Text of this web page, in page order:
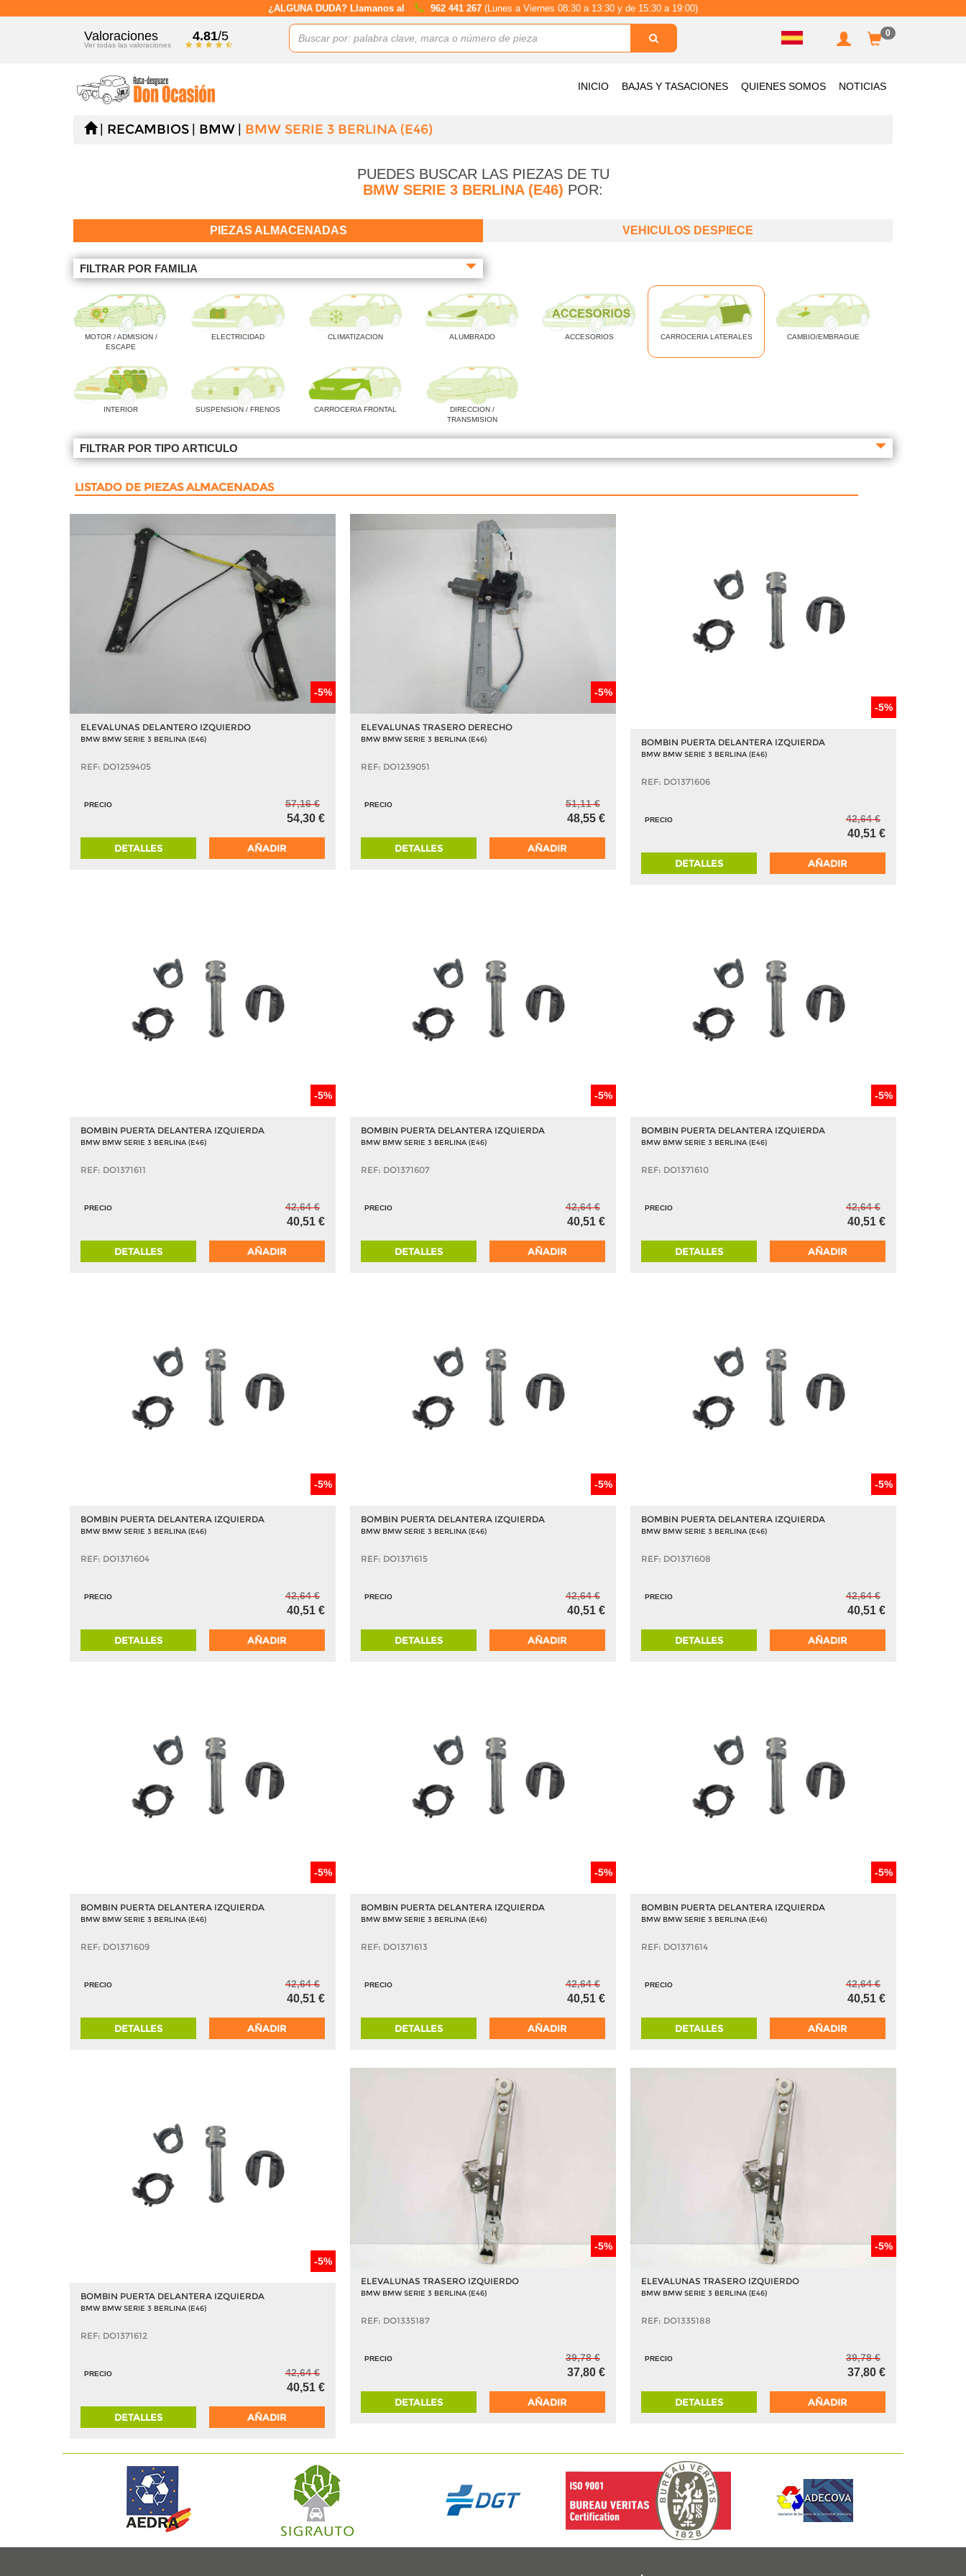
¿ALGUNA DUDA? Llamanos al 962 441 267 (Lunes a Viernes 08:30 a 13:30 y de 15:30 a 19:00)
Valoraciones
Ver todas las valoraciones
4.81/5 0
INICIO BAJAS Y TASACIONES QUIENES SOMOS NOTICIAS
RECAMBIOS BMW BMW SERIE 3 BERLINA (E46)
PUEDES BUSCAR LAS PIEZAS DE TU
BMW SERIE 3 BERLINA (E46) POR:
PIEZAS ALMACENADAS VEHICULOS DESPIECE
FILTRAR POR FAMILIA
MOTOR / ADMISION /
ESCAPE
ELECTRICIDAD CLIMATIZACION ALUMBRADO ACCESORIOS CARROCERIA LATERALES CAMBIO/EMBRAGUE
INTERIOR SUSPENSION / FRENOS CARROCERIA FRONTAL
DIRECCION /
TRANSMISION
FILTRAR POR TIPO ARTICULO
LISTADO DE PIEZAS ALMACENADAS
-5%
ELEVALUNAS DELANTERO IZQUIERDO
BMW BMW SERIE 3 BERLINA (E46)
REF: DO1259405
PRECIO 57,16 €
54,30 €
DETALLES AÑADIR
-5%
ELEVALUNAS TRASERO DERECHO
BMW BMW SERIE 3 BERLINA (E46)
REF: DO1239051
PRECIO 51,11 €
48,55 €
DETALLES AÑADIR
-5%
BOMBIN PUERTA DELANTERA IZQUIERDA
BMW BMW SERIE 3 BERLINA (E46)
REF: DO1371606
PRECIO 42,64 €
40,51 €
DETALLES AÑADIR
-5%
BOMBIN PUERTA DELANTERA IZQUIERDA
BMW BMW SERIE 3 BERLINA (E46)
REF: DO1371611
PRECIO 42,64 €
40,51 €
DETALLES AÑADIR
-5%
BOMBIN PUERTA DELANTERA IZQUIERDA
BMW BMW SERIE 3 BERLINA (E46)
REF: DO1371607
PRECIO 42,64 €
40,51 €
DETALLES AÑADIR
-5%
BOMBIN PUERTA DELANTERA IZQUIERDA
BMW BMW SERIE 3 BERLINA (E46)
REF: DO1371610
PRECIO 42,64 €
40,51 €
DETALLES AÑADIR
-5%
BOMBIN PUERTA DELANTERA IZQUIERDA
BMW BMW SERIE 3 BERLINA (E46)
REF: DO1371604
PRECIO 42,64 €
40,51 €
DETALLES AÑADIR
-5%
BOMBIN PUERTA DELANTERA IZQUIERDA
BMW BMW SERIE 3 BERLINA (E46)
REF: DO1371615
PRECIO 42,64 €
40,51 €
DETALLES AÑADIR
-5%
BOMBIN PUERTA DELANTERA IZQUIERDA
BMW BMW SERIE 3 BERLINA (E46)
REF: DO1371608
PRECIO 42,64 €
40,51 €
DETALLES AÑADIR
-5%
BOMBIN PUERTA DELANTERA IZQUIERDA
BMW BMW SERIE 3 BERLINA (E46)
REF: DO1371609
PRECIO 42,64 €
40,51 €
DETALLES AÑADIR
-5%
BOMBIN PUERTA DELANTERA IZQUIERDA
BMW BMW SERIE 3 BERLINA (E46)
REF: DO1371613
PRECIO 42,64 €
40,51 €
DETALLES AÑADIR
-5%
BOMBIN PUERTA DELANTERA IZQUIERDA
BMW BMW SERIE 3 BERLINA (E46)
REF: DO1371614
PRECIO 42,64 €
40,51 €
DETALLES AÑADIR
-5%
BOMBIN PUERTA DELANTERA IZQUIERDA
BMW BMW SERIE 3 BERLINA (E46)
REF: DO1371612
PRECIO 42,64 €
40,51 €
DETALLES AÑADIR
-5%
ELEVALUNAS TRASERO IZQUIERDO
BMW BMW SERIE 3 BERLINA (E46)
REF: DO1335187
PRECIO 39,78 €
37,80 €
DETALLES AÑADIR
-5%
ELEVALUNAS TRASERO IZQUIERDO
BMW BMW SERIE 3 BERLINA (E46)
REF: DO1335188
PRECIO 39,78 €
37,80 €
DETALLES AÑADIR